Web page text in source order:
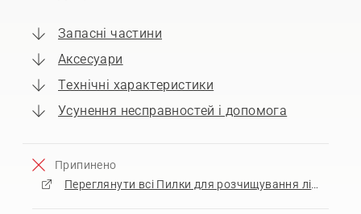
Запасні частини
Аксесуари
Технічні характеристики
Усунення несправностей і допомога
Припинено
Переглянути всі Пилки для розчищування лісу Husqvarna на продаж